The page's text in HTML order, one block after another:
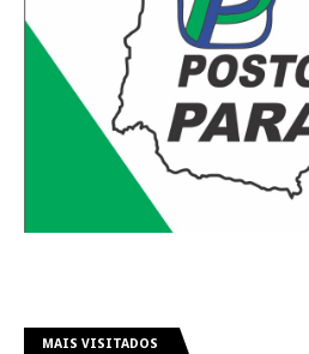
MAIS VISITADOS